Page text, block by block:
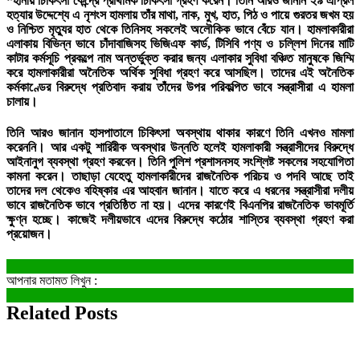
হত্যার উদ্দেশ্যে এ নৃশংস হামলায় তাঁর মাথা, নাক, মুখ, হাত, পিঠ ও পায়ে গুরতর জখম হয়
ও নিশ্চিত মৃত্যুর হাত থেকে তিনিসহ সকলেই অলৌকিক ভাবে বেঁচে যান। হামলাকারীরা
এলাকায় বিভিন্ন ভাবে চাঁদাবাজিসহ ভিজিএফ কার্ড, টিসিবি পণ্য ও চল্লিশ দিনের মাটি
কাটার কর্মসূচি প্রকল্পে নাম অন্তর্ভুক্ত করার জন্য এলাকার সুবিধা বঞ্চিত মানুষকে জিম্মি
করে হামলাকারীরা অনৈতিক অর্থিক সুবিধা গ্রহণ করে আসছিল। তাদের এই অনৈতিক
কর্মকাণ্ডের বিরুদ্ধে প্রতিবাদ করায় তাঁদের উপর পরিকল্পিত ভাবে সন্ত্রাসীরা এ হামলা
চালায়।
তিনি আরও জানান হাসপাতালে চিকিৎসা অবস্থায় থাকার কারণে তিনি এখনও মামলা
করেননি। আর একটু শারিরীক অবস্থার উন্নতি হলেই হামলাকারী সন্ত্রাসীদের বিরুদ্ধে
আইনানুগ ব্যবস্থা গ্রহণ করবেন। তিনি পুলিশ প্রশাসনসহ সংশ্লিষ্ট সকলের সহযোগিতা
কামনা করেন। তাছাড়া যেহেতু হামলাকারীদের রাজনৈতিক পরিচয় ও পদবি আছে তাই
তাদের দল থেকেও বহিষ্কার এর আহবান জানান। যাতে করে এ ধরনের সন্ত্রাসীরা দলীয়
ভাবে রাজনৈতিক ভাবে প্রতিষ্ঠিত না হয়। এদের কারণেই বিএনপির রাজনৈতিক ভাবমূর্তি
ক্ষুণ্ন হচ্ছে। কাজেই দলীয়ভাবে এদের বিরুদ্ধে কঠোর শাস্তির ব্যবস্থা গ্রহণ করা
প্রয়োজন।
আপনার মতামত লিখুন :
Related Posts